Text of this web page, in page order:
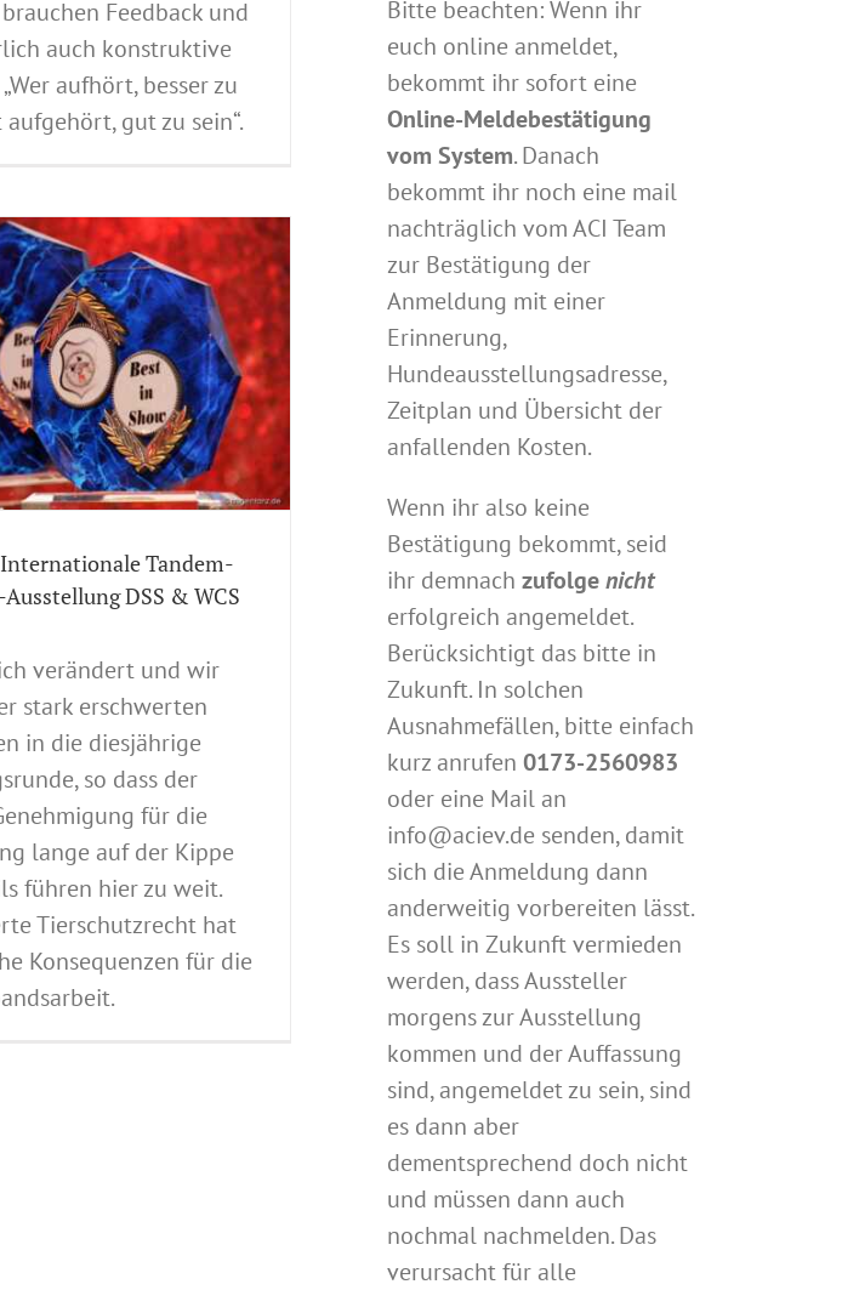
Feedback und
auch konstruktive
aufhört, besser zu
gut zu sein“.
Tandem-
DSS & WCS
verändert und wir
stark erschwerten
in die diesjährige
so dass der
für die
lange auf der Kippe
führen hier zu weit.
Tierschutzrecht hat
Konsequenzen für die
Bitte beachten: Wenn ihr
euch online anmeldet,
bekommt ihr sofort eine
Online-Meldebestätigung
vom System. Danach
bekommt ihr noch eine mail
nachträglich vom ACI Team
zur Bestätigung der
Anmeldung mit einer
Erinnerung,
Hundeausstellungsadresse,
Zeitplan und Übersicht der
anfallenden Kosten.
Wenn ihr also keine
Bestätigung bekommt, seid
ihr demnach zufolgenicht
erfolgreich angemeldet.
Berücksichtigt das bitte in
Zukunft. In solchen
Ausnahmefällen, bitte einfach
kurz anrufen 0173-2560983
oder eine Mail an
info@aciev.de senden, damit
sich die Anmeldung dann
anderweitig vorbereiten lässt.
Es soll in Zukunft vermieden
werden, dass Aussteller
morgens zur Ausstellung
kommen und der Auffassung
sind, angemeldet zu sein, sind
es dann aber
dementsprechend doch nicht
und müssen dann auch
nochmal nachmelden. Das
verursacht für alle